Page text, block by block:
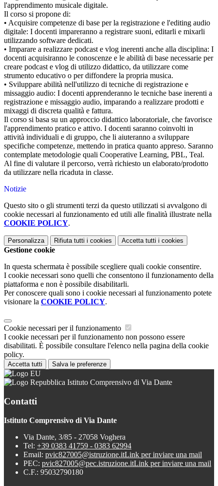
l'apprendimento musicale digitale.
Il corso si propone di:
• Acquisire competenze di base per la registrazione e l'editing audio
digitale: I docenti impareranno a registrare suoni, editarli e mixarli
utilizzando software dedicati.
• Imparare a realizzare podcast e vlog inerenti anche alla disciplina: I
docenti acquisiranno le conoscenze e le abilità di base necessarie per
creare podcast e vlog di utilizzo didattico, da utilizzare come
strumento educativo o per diffondere la propria musica.
• Sviluppare abilità nell'utilizzo di tecniche di registrazione e
missaggio audio: I docenti apprenderanno le tecniche base inerenti a
registrazione e missaggio audio, imparando a realizzare prodotti e
mixaggi di discreta qualità e fattura.
Il corso si basa su un approccio didattico laboratoriale, che favorisce
l'apprendimento pratico e attivo. I docenti saranno coinvolti in
attività individuali e di gruppo, che li aiuteranno a sviluppare
specifiche competenze, mettendo in pratica quanto appreso. Saranno
contemplate metodologie quali Cooperative Learning, PBL, Teal.
Al fine di valutare il percorso, verrà richiesto un elaborato/prodotto
da utilizzare nella ricaduta in classe.
Notizie
Questo sito o gli strumenti terzi da questo utilizzati si avvalgono di
cookie necessari al funzionamento ed utili alle finalità illustrate nella
COOKIE POLICY.
Personalizza Rifiuta tutti i cookies Accetta tutti i cookies
Gestione cookie
In questa schermata è possibile scegliere quali cookie consentire.
I cookie necessari sono quelli che consentono il funzionamento della
piattaforma e non è possibile disabilitarli.
Per conoscere quali sono i cookie necessari al funzionamento potete
visionare la COOKIE POLICY.
Cookie necessari per il funzionamento
I cookie necessari per il funzionamento non possono essere
disabilitati. È possibile consultare l'elenco nella pagina della cookie
policy.
Accetta tutti Salva le preferenze
Istituto Comprensivo di Via Dante
Contatti
Istituto Comprensivo di Via Dante
Via Dante, 3/85 - 27058 Voghera
Tel: +39 0383 41759 - 0383 62994
Email: pvic827005@istruzione.itLink per inviare una mail
PEC: pvic827005@pec.istruzione.itLink per inviare una mail
C.F.: 95032790180